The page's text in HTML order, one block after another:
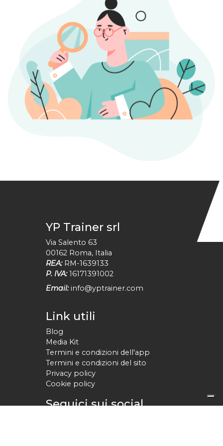
YP Trainer srl
Via Salento 63
00162 Roma, Italia
REA: RM-1639133
P. IVA: 16171391002
Email: info@yptrainer.com
Link utili
Blog
Media Kit
Termini e condizioni dell'app
Termini e condizioni del sito
Privacy policy
Cookie policy
Seguici sui social